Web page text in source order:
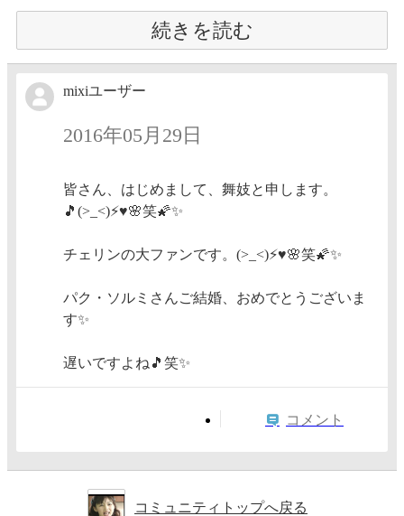
続きを読む
mixiユーザー
2016年05月29日
皆さん、はじめまして、舞妓と申します。
🎵(>_<)⚡♥🌸笑🌠✨
チェリンの大ファンです。(>_<)⚡♥🌸笑🌠✨
パク・ソルミさんご結婚、おめでとうございま
す✨
遅いですよね🎵笑✨
コメント
コミュニティトップへ戻る